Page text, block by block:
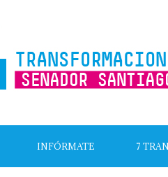
INFÓRMATE 7